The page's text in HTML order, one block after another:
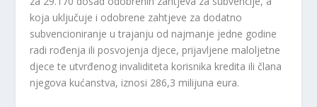
koja uključuje i odobrene zahtjeve za dodatno
subvencioniranje u trajanju od najmanje jedne godine
radi rođenja ili posvojenja djece, prijavljene maloljetne
djece te utvrđenog invaliditeta korisnika kredita ili člana
njegova kućanstva, iznosi 286,3 milijuna eura.